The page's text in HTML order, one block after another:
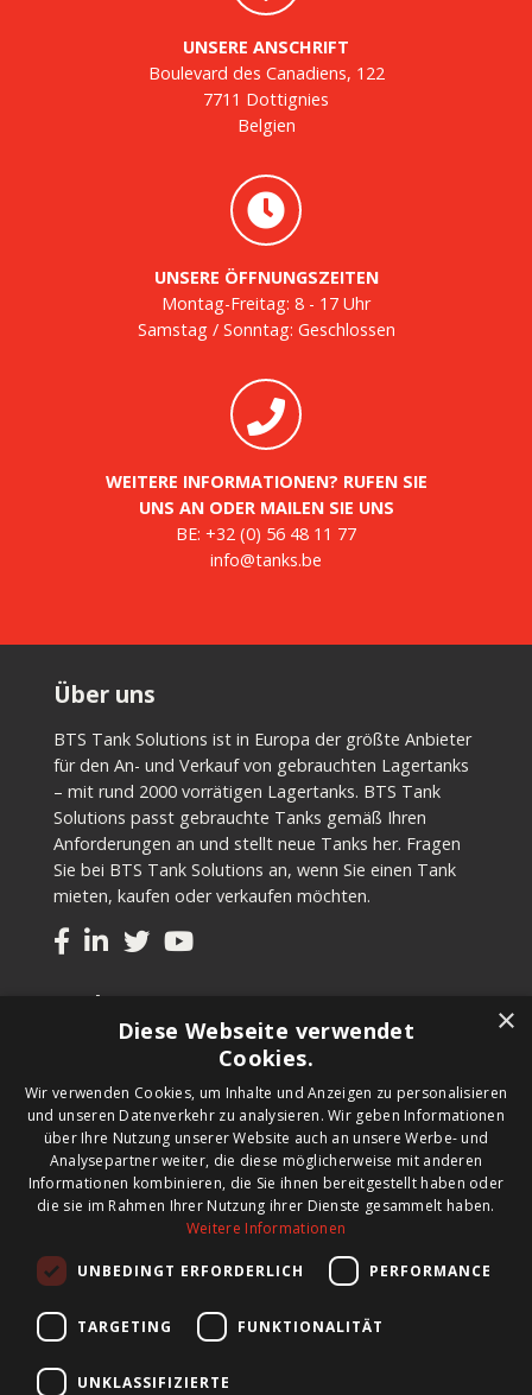
UNSERE ANSCHRIFT
Boulevard des Canadiens, 122
7711 Dottignies
Belgien
UNSERE ÖFFNUNGSZEITEN
Montag-Freitag: 8 - 17 Uhr
Samstag / Sonntag: Geschlossen
WEITERE INFORMATIONEN? RUFEN SIE
UNS AN ODER MAILEN SIE UNS
BE: +32 (0) 56 48 11 77
info@tanks.be
Über uns
BTS Tank Solutions ist in Europa der größte Anbieter
für den An- und Verkauf von gebrauchten Lagertanks
– mit rund 2000 vorrätigen Lagertanks. BTS Tank
Solutions passt gebrauchte Tanks gemäß Ihren
Anforderungen an und stellt neue Tanks her. Fragen
Sie bei BTS Tank Solutions an, wenn Sie einen Tank
mieten, kaufen oder verkaufen möchten.
Tanks
Gebrauchte Tanks kaufen
Tank mieten
Tanks verkaufen
Maßgeschneiderter Tank
Newsletter
Schreiben Sie sich für unseren Newsletter ein und wir
informieren Sie über neue Produkte, wichtige
Neuigkeiten und tolle Angebote.
×
Diese Webseite verwendet
Cookies.
Wir verwenden Cookies, um Inhalte und Anzeigen zu personalisieren
und unseren Datenverkehr zu analysieren. Wir geben Informationen
über Ihre Nutzung unserer Website auch an unsere Werbe- und
Analysepartner weiter, die diese möglicherweise mit anderen
Informationen kombinieren, die Sie ihnen bereitgestellt haben oder
die sie im Rahmen Ihrer Nutzung ihrer Dienste gesammelt haben.
Weitere Informationen
UNBEDINGT ERFORDERLICH PERFORMANCE
TARGETING FUNKTIONALITÄT
UNKLASSIFIZIERTE